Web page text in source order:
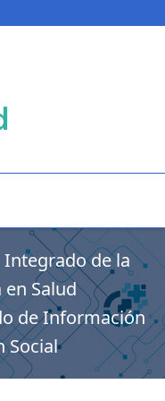
Integrado de la
Salud
de Información
Social